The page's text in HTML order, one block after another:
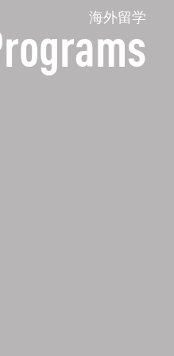
海外留学